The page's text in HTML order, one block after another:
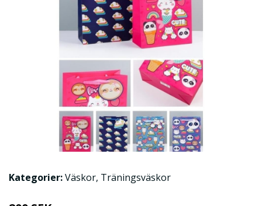
Kategorier:Väskor, Träningsväskor